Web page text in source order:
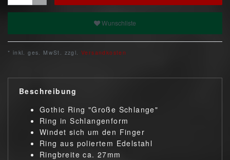
Wunschliste
* inkl. ges. MwSt. zzgl. Versandkosten
Beschreibung
Gothic Ring "Große Schlange"
Ring in Schlangenform
Windet sich um den Finger
Ring aus poliertem Edelstahl
Ringbreite ca. 27mm